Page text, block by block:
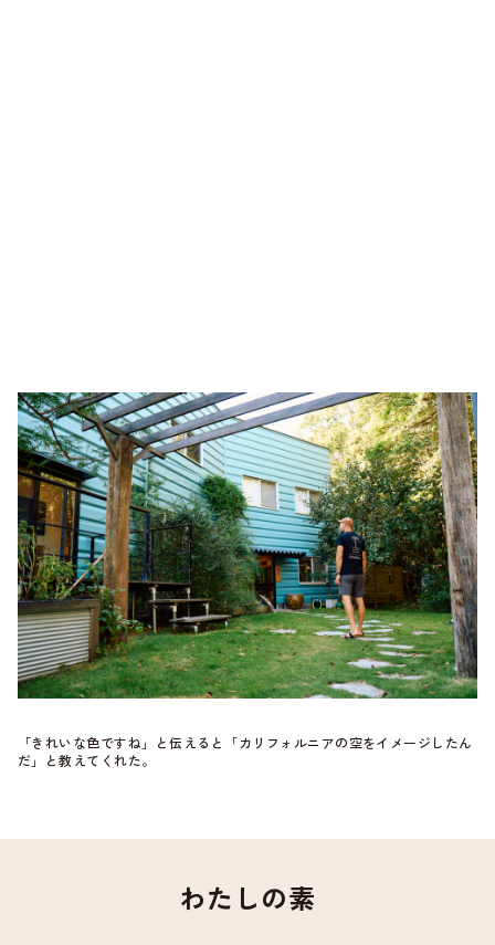
「きれいな色ですね」と伝えると「カリフォルニアの空をイメージしたん
だ」と教えてくれた。
わたしの素